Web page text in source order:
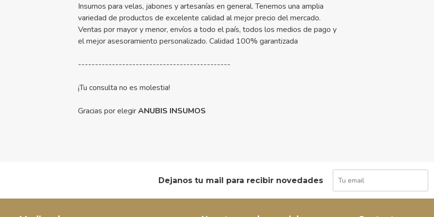
Insumos para velas, jabones y artesanías en general. Tenemos una amplia
variedad de productos de excelente calidad al mejor precio del mercado.
Ventas por mayor y menor, envíos a todo el país, todos los medios de pago y
el mejor asesoramiento personalizado. Calidad 100% garantizada
---------------------------------------------
¡Tu consulta no es molestia!
Gracias por elegirANUBIS INSUMOS
Dejanos tu mail para recibir novedades